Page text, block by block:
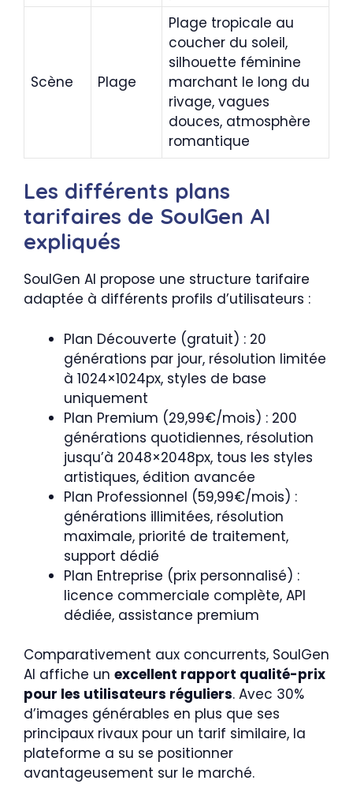
Scène Plage
Plage tropicale au
coucher du soleil,
silhouette féminine
marchant le long du
rivage, vagues
douces, atmosphère
romantique
Les différents plans
tarifaires de SoulGen AI
expliqués
SoulGen AI propose une structure tarifaire
adaptée à différents profils d’utilisateurs :
Plan Découverte (gratuit) : 20
générations par jour, résolution limitée
à 1024×1024px, styles de base
uniquement
Plan Premium (29,99€/mois) : 200
générations quotidiennes, résolution
jusqu’à 2048×2048px, tous les styles
artistiques, édition avancée
Plan Professionnel (59,99€/mois) :
générations illimitées, résolution
maximale, priorité de traitement,
support dédié
Plan Entreprise (prix personnalisé) :
licence commerciale complète, API
dédiée, assistance premium
Comparativement aux concurrents, SoulGen
AI affiche un excellent rapport qualité-prix
pour les utilisateurs réguliers. Avec 30%
d’images générables en plus que ses
principaux rivaux pour un tarif similaire, la
plateforme a su se positionner
avantageusement sur le marché.